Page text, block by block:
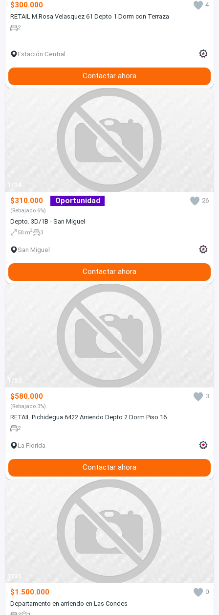
$300.000
4
RETAIL M.Rosa Velasquez 61 Depto 1 Dorm con Terraza
2
Estación Central
Contactar ahora
1/14
$310.000 Oportunidad 26
(Rebajado 6%)
Depto. 3D/1B - San Miguel
50 m2 3
San Miguel
Contactar ahora
1/22
$580.000 3
(Rebajado 3%)
RETAIL Pichidegua 6422 Arriendo Depto 2 Dorm Piso 16
2
La Florida
Contactar ahora
1/31
$1.500.000
0
Departamento en arriendo en Las Condes